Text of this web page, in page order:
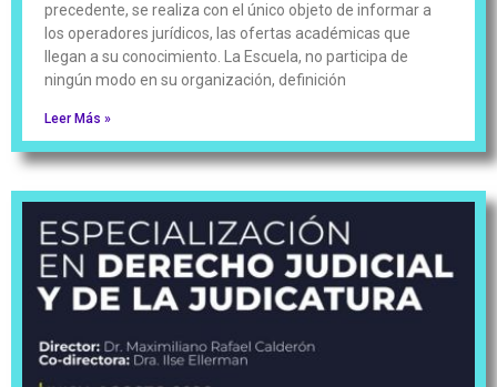
precedente, se realiza con el único objeto de informar a
los operadores jurídicos, las ofertas académicas que
llegan a su conocimiento. La Escuela, no participa de
ningún modo en su organización, definición
Leer Más »